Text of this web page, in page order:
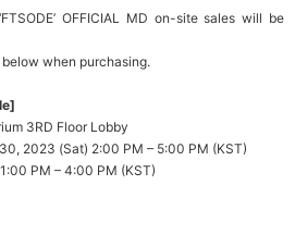
OFFICIAL MD on-site sales will be
when purchasing.
3RD Floor Lobby
2023 (Sat) 2:00 PM – 5:00 PM (KST)
PM – 4:00 PM (KST)